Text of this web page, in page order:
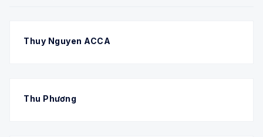
Thuy Nguyen ACCA
Thu Phương